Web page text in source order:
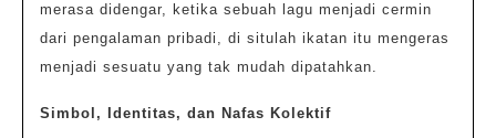
merasa didengar, ketika sebuah lagu menjadi cermin
dari pengalaman pribadi, di situlah ikatan itu mengeras
menjadi sesuatu yang tak mudah dipatahkan.
Simbol, Identitas, dan Nafas Kolektif